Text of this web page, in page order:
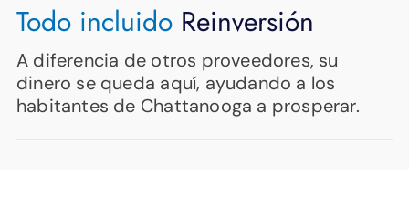
Todo incluido Reinversión
A diferencia de otros proveedores, su
dinero se queda aquí, ayudando a los
habitantes de Chattanooga a prosperar.